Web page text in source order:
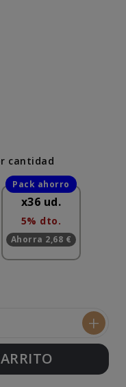
cantidad
x36 ud.
5% dto.
Ahorra 2,68 €
+